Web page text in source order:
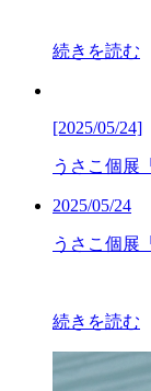
続きを読む
[2025/05/24]
うさこ個展
2025/05/24
うさこ個展
続きを読む